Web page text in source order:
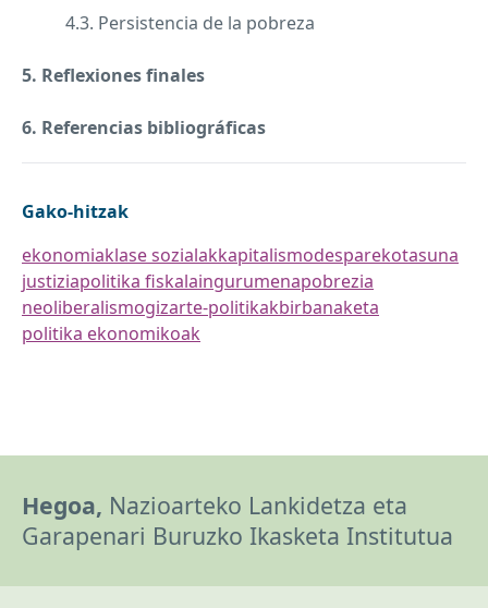
4.3. Persistencia de la pobreza
5. Reflexiones finales
6. Referencias bibliográficas
Gako-hitzak
ekonomiaklase sozialakkapitalismodesparekotasuna
justiziapolitika fiskalaingurumenapobrezia
neoliberalismogizarte-politikakbirbanaketa
politika ekonomikoak
Hegoa, Nazioarteko Lankidetza eta
Garapenari Buruzko Ikasketa Institutua